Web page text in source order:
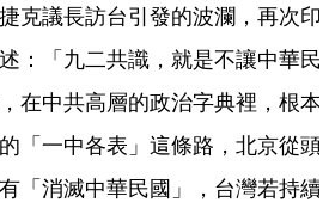
克議長訪台引發的波瀾，再次印
：「九二共識，就是不讓中華民
在中共高層的政治字典裡，根本
「一中各表」這條路，北京從頭
「消滅中華民國」，台灣若持續